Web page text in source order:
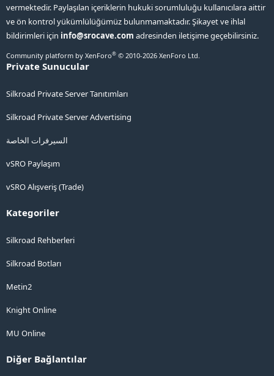
vermektedir. Paylaşılan içeriklerin hukuki sorumluluğu kullanıcılara aittir
ve ön kontrol yükümlülüğümüz bulunmamaktadır. Şikayet ve ihlal
bildirimleri için info@srocave.com adresinden iletişime geçebilirsiniz.
Community platform by XenForo® © 2010-2026 XenForo Ltd.
Private Sunucular
Silkroad Private Server Tanıtımları
Silkroad Private Server Advertising
السيرفرات الخاصة
vSRO Paylaşım
vSRO Alışveriş (Trade)
Kategoriler
Silkroad Rehberleri
Silkroad Botları
Metin2
Knight Online
MU Online
Diğer Bağlantılar